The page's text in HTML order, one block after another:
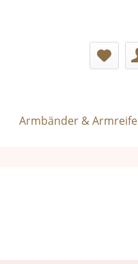
Armbänder & Armreife